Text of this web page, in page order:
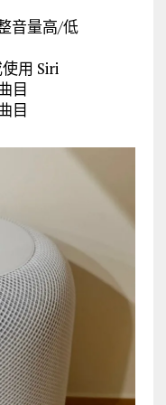
音量高/低
用 Siri
目
目